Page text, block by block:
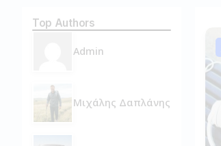
Top Authors
Admin
Μιχάλης Δαπλάνης